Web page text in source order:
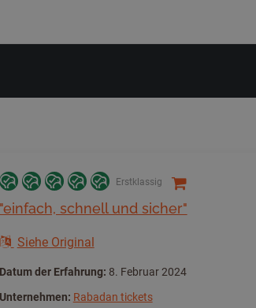
Erstklassig
"einfach, schnell und sicher"
Siehe Original
Datum der Erfahrung: 8. Februar 2024
Unternehmen: Rabadan tickets